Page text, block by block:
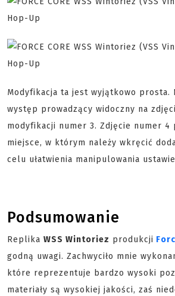
Modyfikacja ta jest wyjątkowo prosta.
występ prowadzący widoczny na
modyfikacji numer 3. Zdjęcie numer 4
miejsce, w którym należy wkręcić
celu ułatwienia manipulowania
Podsumowanie
Replika WSS Wintoriez produkcji
godną uwagi. Zachwyciło mnie
które reprezentuje bardzo wysoki
materiały są wysokiej jakości, zaś